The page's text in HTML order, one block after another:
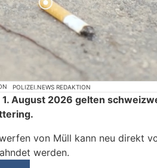
POLIZEI.NEWS REDAKTION
1. August 2026 gelten
von Müll kann neu direkt
werden.